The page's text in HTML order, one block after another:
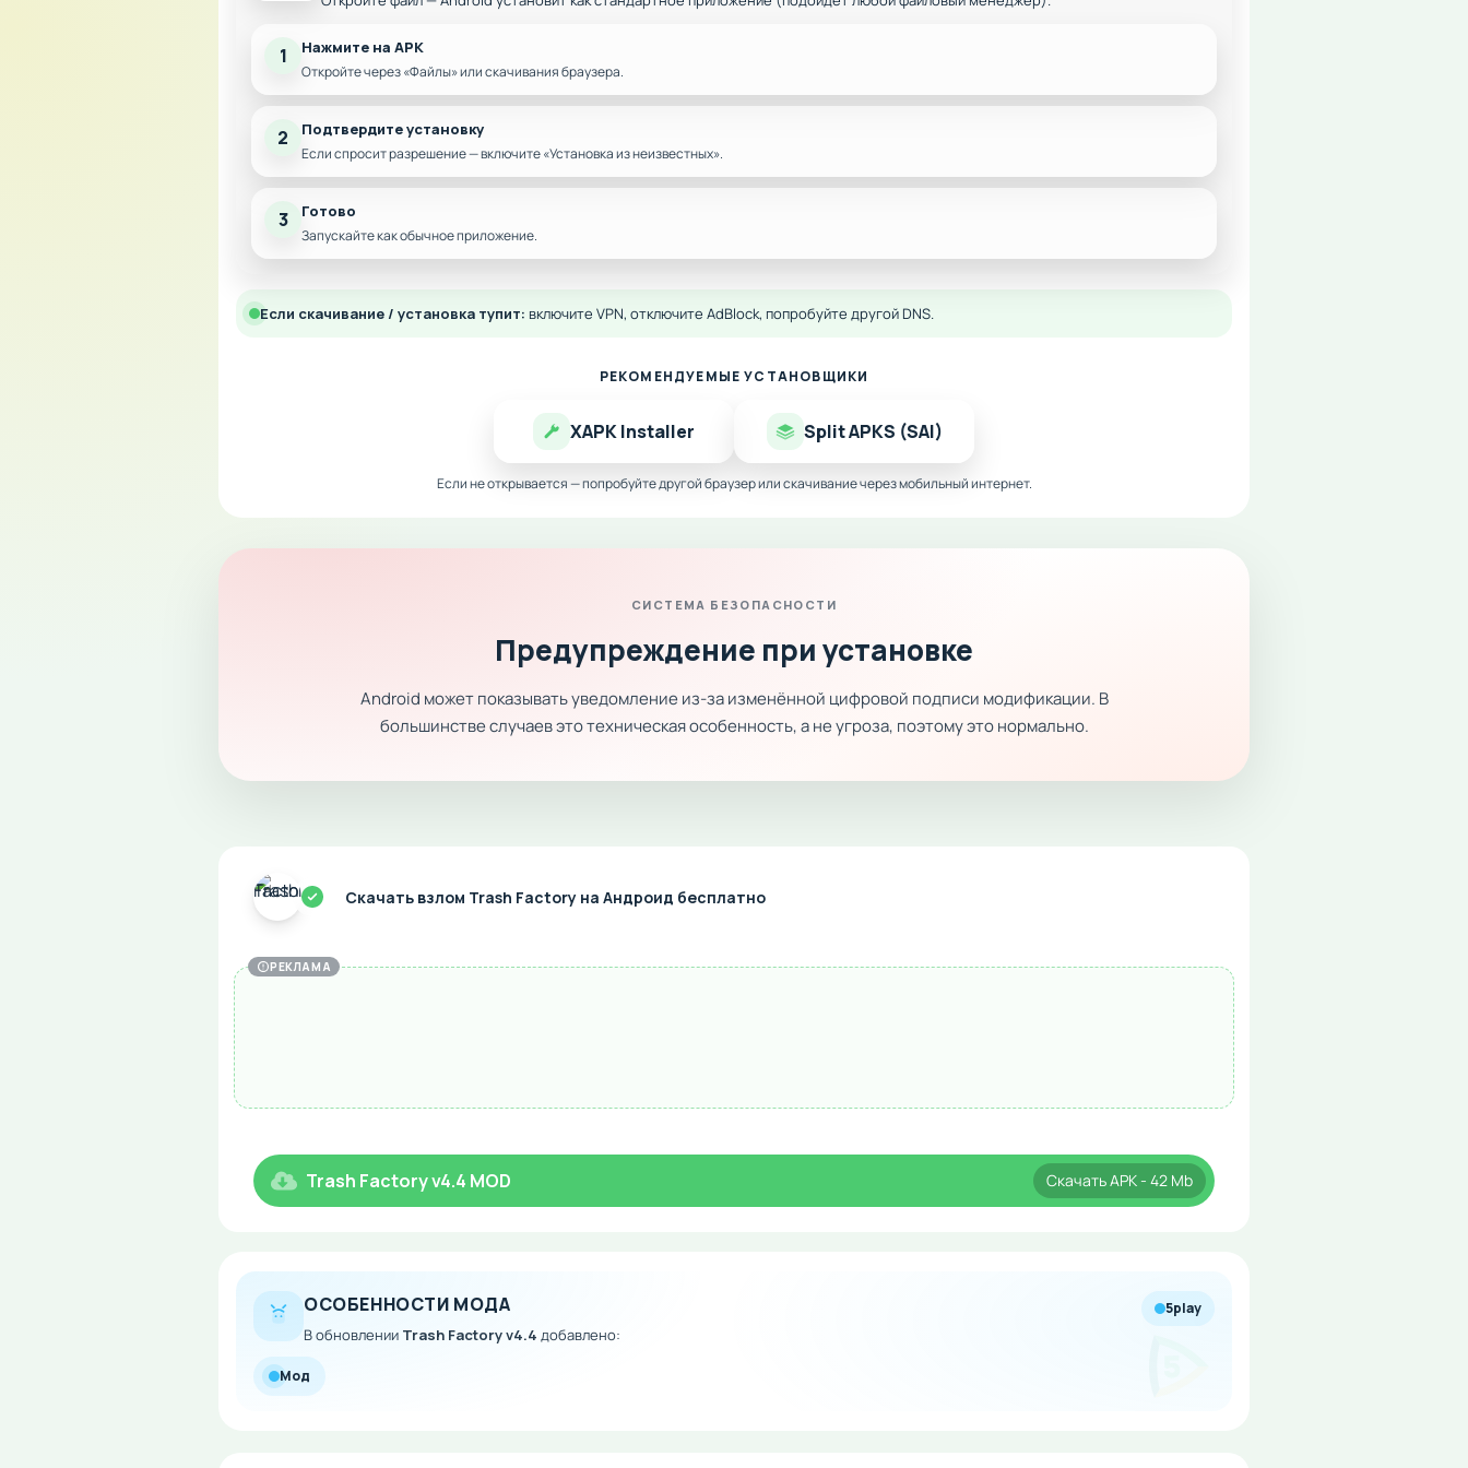
1 Нажмите на APK
Откройте через «Файлы» или скачивания браузера.
2 Подтвердите установку
Если спросит разрешение — включите «Установка из неизвестных».
3 Готово
Запускайте как обычное приложение.
Если скачивание / установка тупит: включите VPN, отключите AdBlock, попробуйте другой DNS.
РЕКОМЕНДУЕМЫЕ УСТАНОВЩИКИ
XAPK Installer Split APKS (SAI)
Если не открывается — попробуйте другой браузер или скачивание через мобильный интернет.
СИСТЕМА БЕЗОПАСНОСТИ
Предупреждение при установке
Android может показывать уведомление из-за изменённой цифровой подписи модификации. В
большинстве случаев это техническая особенность, а не угроза, поэтому это нормально.
Скачать взлом Trash Factory на Андроид бесплатно
РЕКЛАМА
Trash Factory v4.4 MOD СкачатьAPK- 42 Mb
ОСОБЕННОСТИ МОДА
В обновлении Trash Factory v4.4 добавлено:
5play
Мод